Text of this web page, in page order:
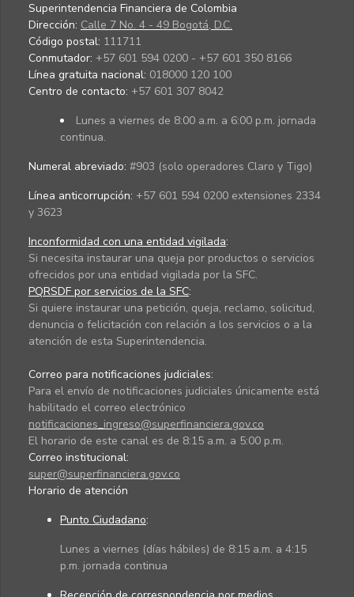
Superintendencia Financiera de Colombia
Dirección: Calle 7 No. 4 - 49 Bogotá, D.C.
Código postal: 111711
Conmutador: +57 601 594 0200 - +57 601 350 8166
Línea gratuita nacional: 018000 120 100
Centro de contacto: +57 601 307 8042
Lunes a viernes de 8:00 a.m. a 6:00 p.m. jornada
continua.
Numeral abreviado: #903 (solo operadores Claro y Tigo)
Línea anticorrupción: +57 601 594 0200 extensiones 2334
y 3623
Inconformidad con una entidad vigilada:
Si necesita instaurar una queja por productos o servicios
ofrecidos por una entidad vigilada por la SFC.
PQRSDF por servicios de la SFC:
Si quiere instaurar una petición, queja, reclamo, solicitud,
denuncia o felicitación con relación a los servicios o a la
atención de esta Superintendencia.
Correo para notificaciones judiciales:
Para el envío de notificaciones judiciales únicamente está
habilitado el correo electrónico
notificaciones_ingreso@superfinanciera.gov.co
El horario de este canal es de 8:15 a.m. a 5:00 p.m.
Correo institucional:
super@superfinanciera.gov.co
Horario de atención
Punto Ciudadano:
Lunes a viernes (días hábiles) de 8:15 a.m. a 4:15
p.m. jornada continua